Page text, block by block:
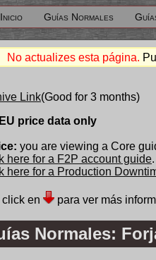
Inicio Guías Normales
No actualizes esta página.
Link(Good for 3 months)
price data only
you are viewing a Core
here for a F2P account guide.
here for a Production
click en para ver más
Normales: